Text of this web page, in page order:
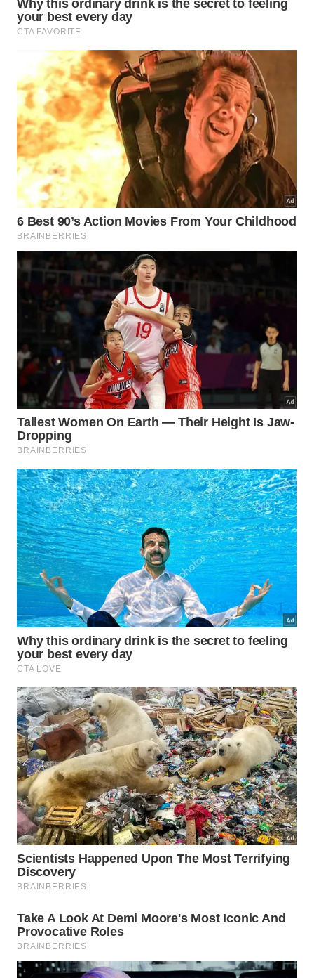
Manta líquidapode servir para lajes expostas
sem tráfego intenso, desde que a base esteja
limpa e regularizada.
Argamassa polimérica é usada em áreas sujeitas
à umidade, especialmente quando há
necessidade de barreira impermeável.
Selante acrílico ou poliuretano pode tratar
fissuras, encontros de parede, rufos e pequenas
aberturas.
Fundo preparador ajuda a firmar áreas internas
porosas antes de massa e tinta.
Tinta para teto deve entrar apenas depois da
secagem, lixamento e correção da superfície.
Como finalizar para o teto durar
mais?
A finalização começa quando a área está seca,
firme e sem cheiro de mofo. Depois de raspar,
corrigir falhas, lixar e remover o pó, aplique fundo
preparador quando a superfície estiver porosa ou
muito absorvente; em seguida, use massa adequada
para nivelar e finalize com tinta própria para teto,
respeitando o intervalo entre demãos.
Para evitar manutenção frequente, acompanhe o
teto nas primeiras chuvas depois do reparo. Se a
mancha voltar, o problema ainda está na origem da
água, não no acabamento interno. Um teto
protegido por mais tempo depende de calhas
limpas, telhas ajustadas, laje impermeabilizada,
trincas externas seladas e pintura feita somente
sobre base seca.